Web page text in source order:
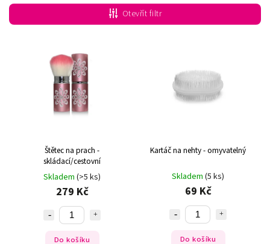
Nejlevnější
Nejdražší
Abecedně
Otevřít filtr
Štětec na prach -
skládací/cestovní
Skladem (>5 ks)
279 Kč
Do košíku
Kartáč na nehty - omyvatelný
Skladem (5 ks)
69 Kč
Do košíku